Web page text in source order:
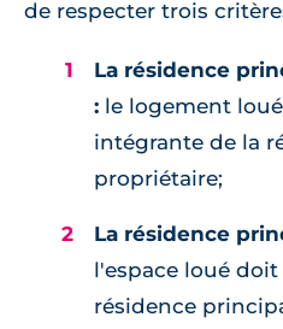
de respecter trois
La résidence
: le logement
intégrante de la
propriétaire;
La résidence
l'espace loué
résidence